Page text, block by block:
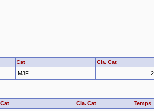
Cat Cla. Cat
M3F 2
Cat Cla. Cat
Temps